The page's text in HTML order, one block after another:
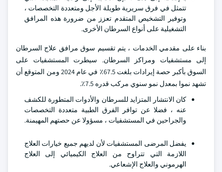
تتمثل في فرق سريرية طويلة الأجل ومتعددة التخصصات ،
وتوفير التشخيص المتقدم تعزز من ضرورة هذه المرافق
التشغيلية على أنواع السرطان الأخرى.
بناء على مقدمي الخدمات ، يتم تقسيم سوق مرافق علاج السرطان
إلى مستشفيات ومراكز السرطان. سيطرت المستشفيات على
السوق بأكبر حصة إيرادات بلغت 67.5٪ في عام 2024 ومن المتوقع أن
تشهد نموا بمعدل نمو سنوي مركب قدره 7.5٪.
كان الانتشار المتزايد للسرطان والأدوات المتطورة للكشف
عنه ، فضلا عن توافر الفرق الطبية متعددة التخصصات
والجراحين في المستشفيات ، مسؤولا عن حصتهم المهيمنة.
يفضل المرضى المستشفيات لأن لديهم جميع خيارات العلاج
اللازمة التي تتراوح من العلاج الكيميائي إلى العلاج
الهرموني والعلاج الإشعاعي.